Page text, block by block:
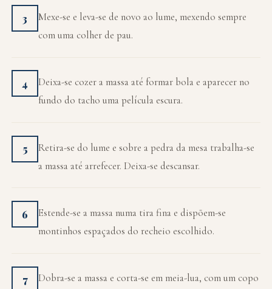
3
Mexe-se e leva-se de novo ao lume, mexendo sempre
com uma colher de pau.
4
Deixa-se cozer a massa até formar bola e aparecer no
fundo do tacho uma película escura.
5
Retira-se do lume e sobre a pedra da mesa trabalha-se
a massa até arrefecer. Deixa-se descansar.
6
Estende-se a massa numa tira fina e dispõem-se
montinhos espaçados do recheio escolhido.
7
Dobra-se a massa e corta-se em meia-lua, com um copo